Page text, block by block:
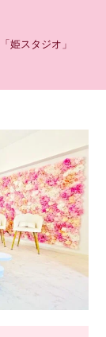
姫スタジオ」